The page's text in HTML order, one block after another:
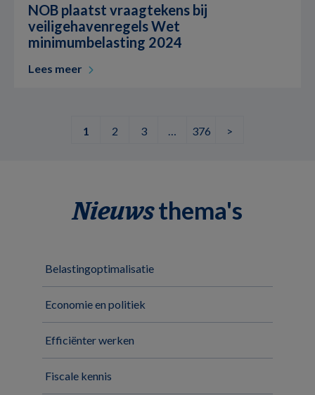
NOB plaatst vraagtekens bij
veiligehavenregels Wet
minimumbelasting 2024
Lees meer
1 2 3 … 376 >
Nieuwsthema's
Belastingoptimalisatie
Economie en politiek
Efficiënter werken
Fiscale kennis